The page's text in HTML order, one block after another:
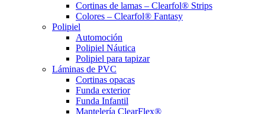
Cortinas de lamas – Clearfol® Strips
Colores – Clearfol® Fantasy
Polipiel
Automoción
Polipiel Náutica
Polipiel para tapizar
Láminas de PVC
Cortinas opacas
Funda exterior
Funda Infantil
Mantelería ClearFlex®